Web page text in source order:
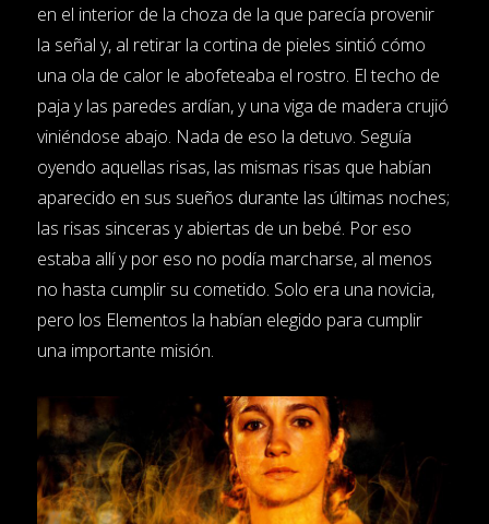
en el interior de la choza de la que parecía provenir
la señal y, al retirar la cortina de pieles sintió cómo
una ola de calor le abofeteaba el rostro. El techo de
paja y las paredes ardían, y una viga de madera crujió
viniéndose abajo. Nada de eso la detuvo. Seguía
oyendo aquellas risas, las mismas risas que habían
aparecido en sus sueños durante las últimas noches;
las risas sinceras y abiertas de un bebé. Por eso
estaba allí y por eso no podía marcharse, al menos
no hasta cumplir su cometido. Solo era una novicia,
pero los Elementos la habían elegido para cumplir
una importante misión.